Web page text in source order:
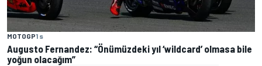
MOTOGP1 s
Augusto Fernandez: “Önümüzdeki yıl ‘wildcard’ olmasa bile
yoğun olacağım”